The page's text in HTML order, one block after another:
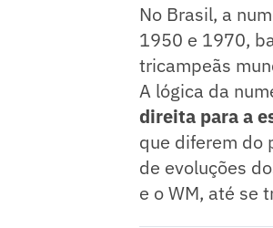
No Brasil, a
1950 e 1970,
tricampeãs
A lógica da
direita para a
que diferem do
de evoluções
e o WM, até se